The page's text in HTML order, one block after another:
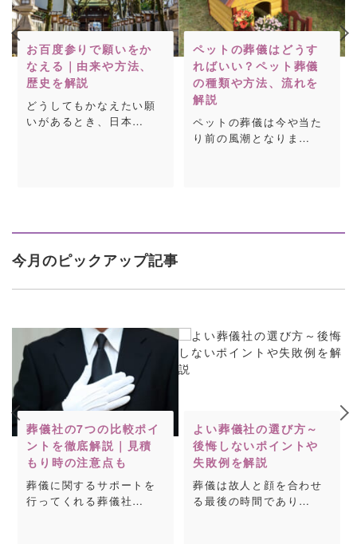
お百度参りで願いをか
なえる｜由来や方法、
歴史を解説
どうしてもかなえたい願
いがあるとき、日本…
ペットの葬儀はどうす
ればいい？ペット葬儀
の種類や方法、流れを
解説
ペットの葬儀は今や当た
り前の風潮となりま…
今月のピックアップ記事
葬儀社の7つの比較ポイ
ントを徹底解説｜見積
もり時の注意点も
葬儀に関するサポートを
行ってくれる葬儀社…
よい葬儀社の選び方～
後悔しないポイントや
失敗例を解説
葬儀は故人と顔を合わせ
る最後の時間であり…